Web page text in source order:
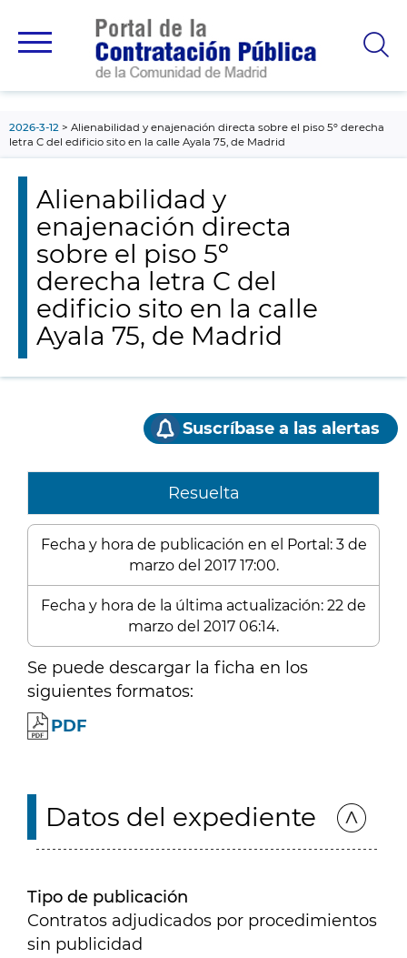
principal
2026-3-12
Alienabilidad y enajenación directa sobre el piso 5º derecha
letra C del edificio sito en la calle Ayala 75, de Madrid
Alienabilidad y
enajenación directa
sobre el piso 5º
derecha letra C del
edificio sito en la calle
Ayala 75, de Madrid
Suscríbase a las alertas
Resuelta
Fecha y hora de publicación en el Portal: 3 de
marzo del 2017 17:00.
Fecha y hora de la última actualización: 22 de
marzo del 2017 06:14.
Se puede descargar la ficha en los
siguientes formatos:
PDF
Datos del expediente
Tipo de publicación
Contratos adjudicados por procedimientos
sin publicidad